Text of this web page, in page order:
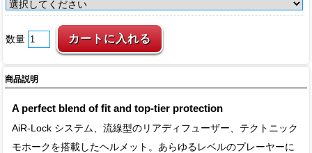
数量
商品説明
A perfect blend of fit and top-tier protection
AiR-Lock システム、流線型のリアディフューザー、テクトニック
モホークを搭載したヘルメット。あらゆるレベルのプレーヤーに